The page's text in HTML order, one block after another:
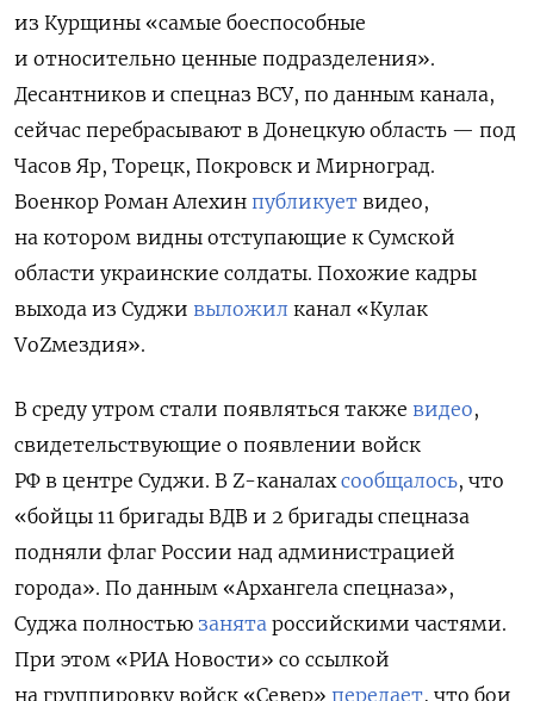
из Курщины «самые боеспособные
и относительно ценные подразделения».
Десантников и спецназ ВСУ, по данным канала,
сейчас перебрасывают в Донецкую область — под
Часов Яр, Торецк, Покровск и Мирноград.
Военкор Роман Алехин публикует видео,
на котором видны отступающие к Сумской
области украинские солдаты. Похожие кадры
выхода из Суджи выложил канал «Кулак
VoZмездия».
В среду утром стали появляться также видео,
свидетельствующие о появлении войск
РФ в центре Суджи. В Z-каналахсообщалось, что
«бойцы 11 бригады ВДВ и 2 бригады спецназа
подняли флаг России над администрацией
города». По данным «Архангела спецназа»,
Суджа полностью занята российскими частями.
При этом «РИА Новости» со ссылкой
на группировку войск «Север» передает, что бои